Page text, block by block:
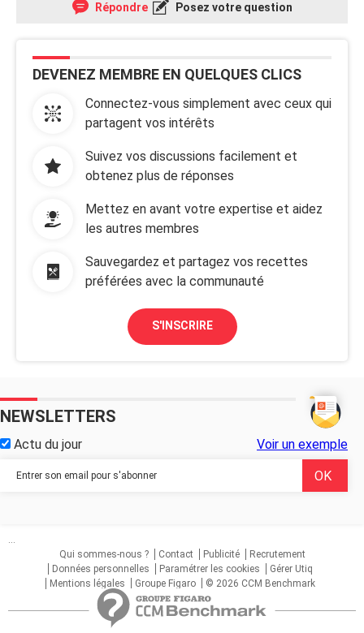
Répondre Posez votre question
DEVENEZ MEMBRE EN QUELQUES CLICS
Connectez-vous simplement avec ceux qui
partagent vos intérêts
Suivez vos discussions facilement et
obtenez plus de réponses
Mettez en avant votre expertise et aidez
les autres membres
Sauvegardez et partagez vos recettes
préférées avec la communauté
S'INSCRIRE
NEWSLETTERS
Actu du jour Voir un exemple
...
Qui sommes-nous ?
Contact Publicité
Recrutement
Données personnelles
Paramétrer les cookies
Gérer Utiq
Mentions légales
Groupe Figaro © 2026 CCM Benchmark